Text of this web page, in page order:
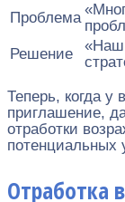
Проблема
Решение
«Наш
Теперь, когда у
приглашение,
отработки
потенциальных
Отработка